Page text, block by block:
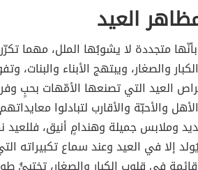
العيد
متجددة لا يشوبُها الملل، مهما
والصغار، ويبتهج الأبناء والبنات،
العيد التي تصنعها الأمّهات بحبٍ
والأحبّة والأقارب لتبادلوا
وملابس جميلة وهندامٍ أنيق، فللعيد
إلا في العيد وعند سماع تكبيراته